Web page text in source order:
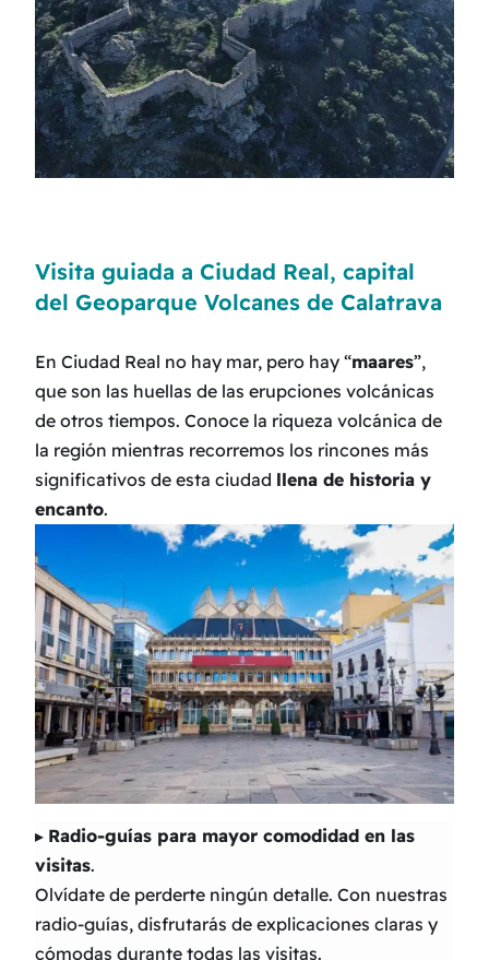
Visita guiada a Ciudad Real, capital
del Geoparque Volcanes de Calatrava
En Ciudad Real no hay mar, pero hay “maares”,
que son las huellas de las erupciones volcánicas
de otros tiempos. Conoce la riqueza volcánica de
la región mientras recorremos los rincones más
significativos de esta ciudad llena de historia y
encanto.
▸ Radio-guías para mayor comodidad en las
visitas.
Olvídate de perderte ningún detalle. Con nuestras
radio-guías, disfrutarás de explicaciones claras y
cómodas durante todas las visitas.